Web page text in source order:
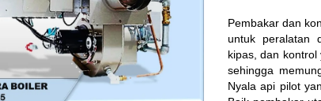
Pembakar dan
untuk peralatan
kipas, dan
sehingga
Nyala api pilot